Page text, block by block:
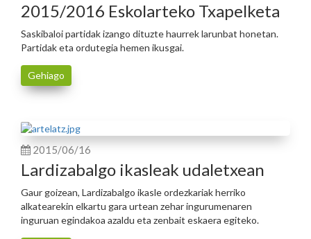
2015/2016 Eskolarteko Txapelketa
Saskibaloi partidak izango dituzte haurrek larunbat honetan.
Partidak eta ordutegia hemen ikusgai.
Gehiago
2015/06/16
Lardizabalgo ikasleak udaletxean
Gaur goizean, Lardizabalgo ikasle ordezkariak herriko
alkatearekin elkartu gara urtean zehar ingurumenaren
inguruan egindakoa azaldu eta zenbait eskaera egiteko.